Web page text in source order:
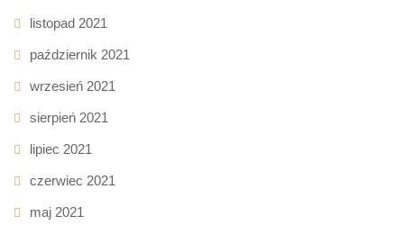
listopad 2021
październik 2021
wrzesień 2021
sierpień 2021
lipiec 2021
czerwiec 2021
maj 2021